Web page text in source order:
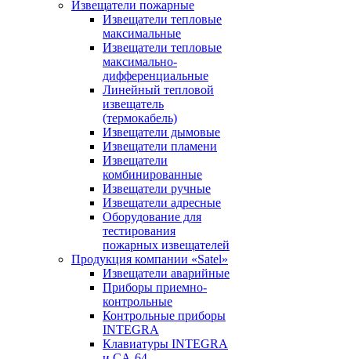
Извещатели пожарные
Извещатели тепловые
максимальные
Извещатели тепловые
максимально-
дифференциальные
Линейный тепловой
извещатель
(термокабель)
Извещатели дымовые
Извещатели пламени
Извещатели
комбинированные
Извещатели ручные
Извещатели адресные
Оборудование для
тестирования
пожарных извещателей
Продукция компании «Satel»
Извещатели аварийные
Приборы приемно-
контрольные
Контрольные приборы
INTEGRA
Клавиатуры INTEGRA